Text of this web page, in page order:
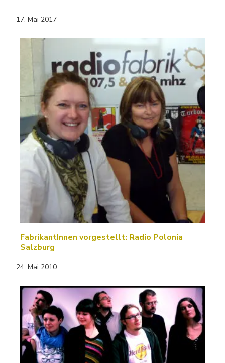
17. Mai 2017
FabrikantInnen vorgestellt: Radio Polonia
Salzburg
24. Mai 2010